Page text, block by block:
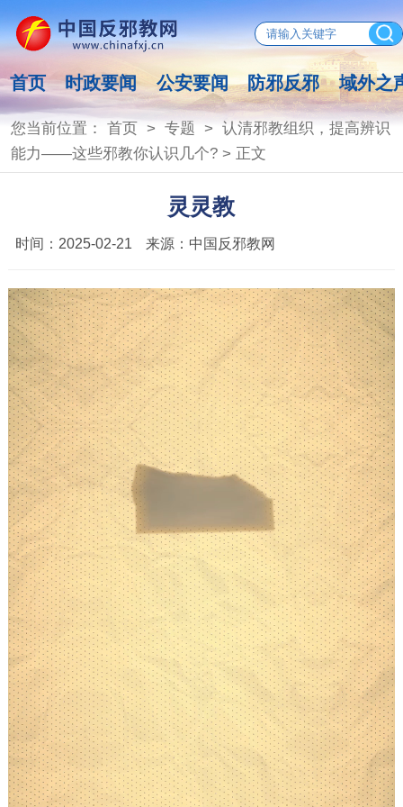
首页 时政要闻 公安要闻 防邪反邪 域外之
您当前位置： 首页> 专题 > 认清邪教组织，提高辨识
能力——这些邪教你认识几个?> 正文
灵灵教
时间： 2025-02-21 来源： 中国反邪教网